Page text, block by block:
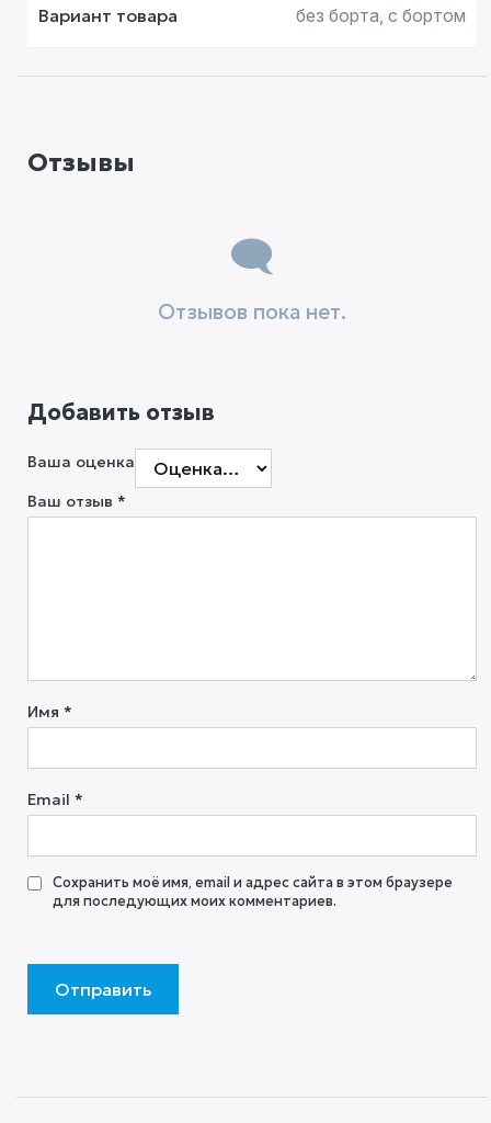
Вариант товара без борта, с бортом
Отзывы
Отзывов пока нет.
Добавить отзыв
Ваша оценка
Ваш отзыв *
Имя *
Email *
Сохранить моё имя, email и адрес сайта в этом браузере
для последующих моих комментариев.